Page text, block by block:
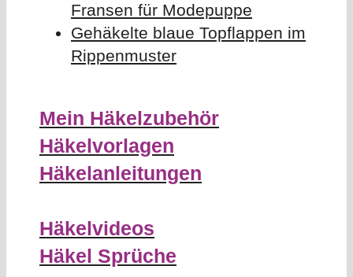
Fransen für Modepuppe
Gehäkelte blaue Topflappen im
Rippenmuster
Mein Häkelzubehör
Häkelvorlagen
Häkelanleitungen
Häkelvideos
Häkel Sprüche